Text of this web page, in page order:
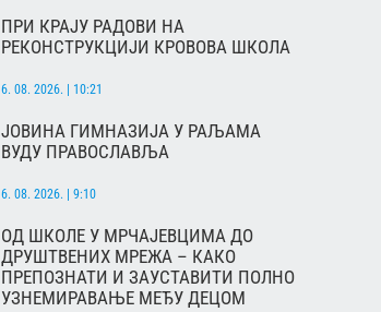
ПРИ КРАЈУ РАДОВИ НА
РЕКОНСТРУКЦИЈИ КРОВОВА ШКОЛА
6. 08. 2026. | 10:21
ЈОВИНА ГИМНАЗИЈА У РАЉАМА
ВУДУ ПРАВОСЛАВЉА
6. 08. 2026. | 9:10
ОД ШКОЛЕ У МРЧАЈЕВЦИМА ДО
ДРУШТВЕНИХ МРЕЖА – КАКО
ПРЕПОЗНАТИ И ЗАУСТАВИТИ ПОЛНО
УЗНЕМИРАВАЊЕ МЕЂУ ДЕЦОМ